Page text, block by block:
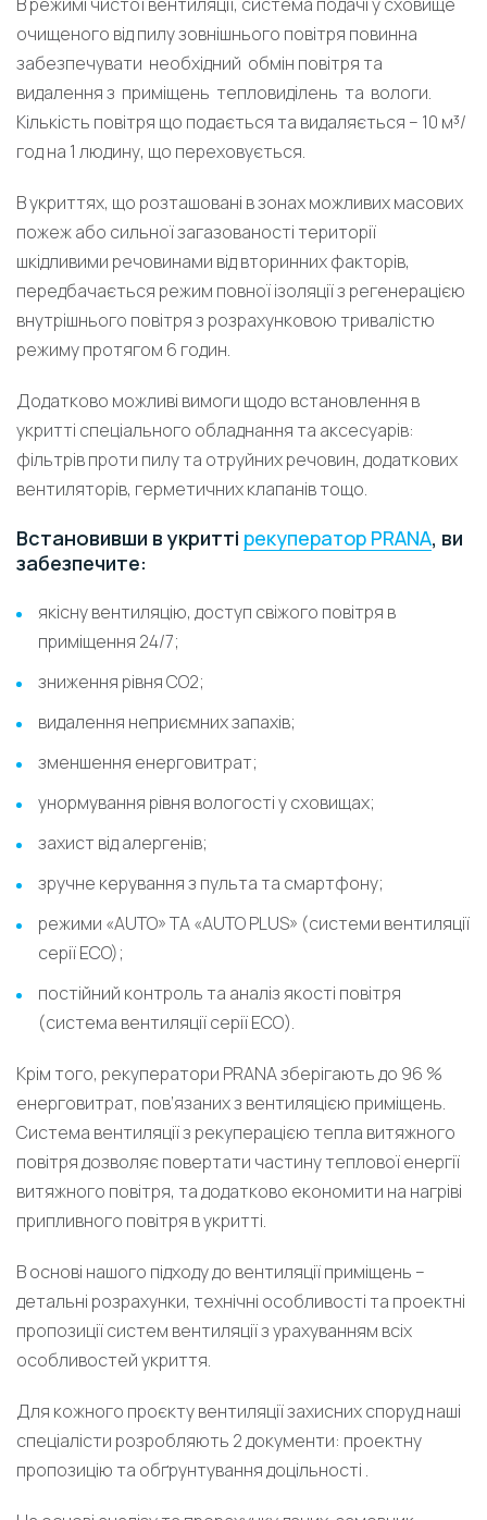
очищеного вiд пилу зовнiшнього повiтря повинна
забезпечувати необхiдний обмiн повiтря та
видалення з примiщень тепловидiлень та вологи.
Кількість повітря що подається та видаляється – 10 м³/
год на 1 людину, що переховується.
В укриттях, що розташовані в зонах можливих масових
пожеж або сильної загазованості території
шкідливими речовинами від вторинних факторів,
передбачається режим повної ізоляції з регенерацією
внутрішнього повітря з розрахунковою тривалістю
режиму протягом 6 годин.
Додатково можливі вимоги щодо встановлення в
укритті спеціального обладнання та аксесуарів:
фільтрів проти пилу та отруйних речовин, додаткових
вентиляторів, герметичних клапанів тощо.
Встановивши в укритті рекуператор PRANA, ви
забезпечите:
якісну вентиляцію, доступ свіжого повітря в
приміщення 24/7;
зниження рівня СО2;
видалення неприємних запахів;
зменшення енерговитрат;
унормування рівня вологості у сховищах;
захист від алергенів;
зручне керування з пульта та смартфону;
режими «AUTO» ТА «AUTO PLUS» (системи вентиляції
серії ECO);
постійний контроль та аналіз якості повітря
(система вентиляції серії ECO).
Крім того, рекуператори PRANA зберігають до 96 %
енерговитрат, пов’язаних з вентиляцією приміщень.
Система вентиляції з рекуперацією тепла витяжного
повітря дозволяє повертати частину теплової енергії
витяжного повітря, та додатково економити на нагріві
припливного повітря в укритті.
В основі нашого підходу до вентиляції приміщень –
детальні розрахунки, технічні особливості та проектні
пропозиції систем вентиляції з урахуванням всіх
особливостей укриття.
Для кожного проєкту вентиляції захисних споруд наші
спеціалісти розробляють 2 документи: проектну
пропозицію та обґрунтування доцільності .